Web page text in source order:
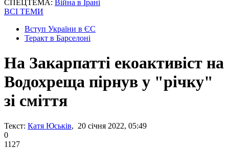
СПЕЦТЕМА: Війна в Ірані
ВСІ ТЕМИ
Вступ України в ЄС
Теракт в Барселоні
На Закарпатті екоактивіст на
Водохреща пірнув у "річку"
зі сміття
Текст: Катя Юськів, 20 січня 2022, 05:49
0
1127